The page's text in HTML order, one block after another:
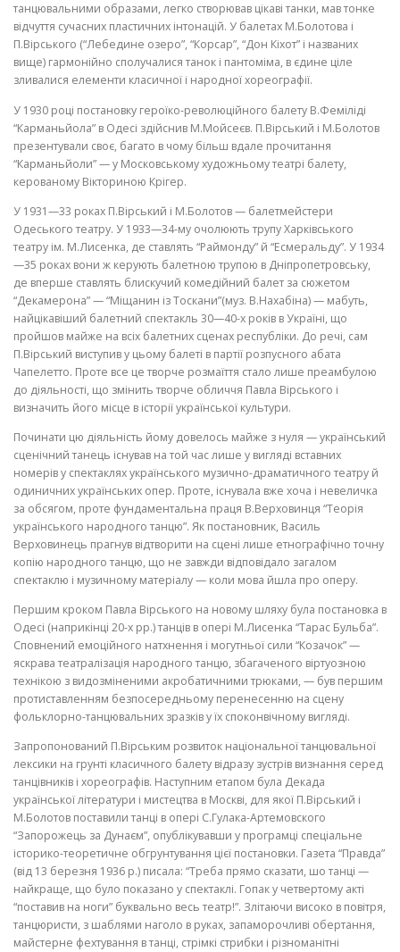
танцювальни­ми образами, легко створював цікаві танки, мав тонке
відчуття сучасних пластичних інтонацій. У балетах М.Болотова і
П.Вірського (“Лебедине озеро”, “Корсар”, “Дон Кіхот” і названих
вище) гармонійно сполучали­ся танок і пантоміма, в єдине ціле
зливалися елементи класичної і на­родної хореографії.
У 1930 році постановку героїко-революційного балету В.Феміліді
“Карманьйола” в Одесі здійснив М.Мойсеєв. П.Вірський і М.Болотов
презентували своє, багато в чому більш вда­ле прочитання
“Карманьйоли” — у Московському художньому театрі ба­лету,
керованому Вікториною Крігер.
У 1931—33 роках П.Вірський і М.Болотов — балетмейстери
Одесько­го театру. У 1933—34-му очолюють трупу Харківського
театру ім. М.Ли­сенка, де ставлять “Раймонду” й “Есмеральду”. У 1934
—35 роках вони ж керують балетною трупою в Дніпропетровську,
де вперше ставлять блискучий комедійний балет за сюжетом
“Декамерона” — “Міщанин із Тоскани”(муз. В.Нахабіна) — мабуть,
найцікавіший балетний спектакль 30—40-х років в Україні, що
пройшов майже на всіх балетних сценах рес­публіки. До речі, сам
П.Вірський виступив у цьому балеті в партії розпус­ного абата
Чапелетто. Проте все це творче розмаїття стало лише преам­булою
до діяльності, що змінить творче обличчя Павла Вірського і
визначить його місце в історії української культури.
Починати цю діяльність йому довелось майже з нуля — український
сценічний танець існував на той час лише у вигляді вставних
номерів у спектаклях українського музично-драматичного театру й
одиничних ук­раїнських опер. Проте, існувала вже хоча і невеличка
за обсягом, проте фундаментальна праця В.Верховинця “Теорія
українського народного тан­цю”. Як постановник, Василь
Верховинець прагнув відтворити на сцені ли­ше етнографічно точну
копію народного танцю, що не завжди відповідало загалом
спектаклю і музичному матеріалу — коли мова йшла про оперу.
Першим кроком Павла Вірського на новому шляху була постановка в
Одесі (наприкінці 20-х рр.) танців в опері М.Лисенка “Тарас Бульба”.
Сповнений емоційного натхнення і могутньої сили “Козачок” —
яскрава театралізація народного танцю, збагаченого віртуозною
технікою з видоз­міненими акробатичними трюками, — був першим
протиставленням без­посередньому перенесенню на сцену
фольклорно-танцювальних зразків у їх споконвічному вигляді.
Запропонований П.Вірським розвиток національної танцювальної
лексики на грунті класичного балету відразу зустрів визнання серед
тан­цівників і хореографів. Наступним етапом була Декада
української літератури і мистецтва в Москві, для якої П.Вірський і
М.Болотов поставили танці в опері С.Гулака-Артемовского
“Запорожець за Дунаєм”, опублікувавши у програмці спеціальне
історико-теоретичне обгрунтування цієї постановки. Газета “Правда”
(від 13 березня 1936 р.) писала: “Треба прямо сказати, шо тан­ці —
найкраще, що було показано у спектаклі. Гопак у четвертому акті
“поставив на ноги” буквально весь театр!”. Злітаючи високо в повітря,
танцюристи, з шаблями наголо в руках, запаморочливі обертання,
май­стерне фехтування в танці, стрімкі стрибки і різноманітні